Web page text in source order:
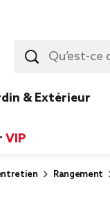
& Extérieur
VIP
Rangement